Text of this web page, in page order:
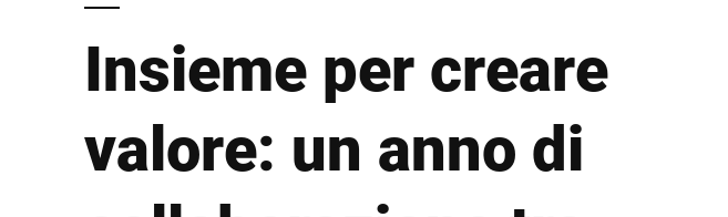
Polonia
Serbia
Asia
Australia
Africa
Insieme per creare
valore: un anno di